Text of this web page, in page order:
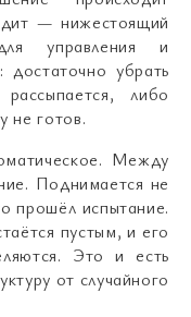
— нижестоящий
управления и
достаточно убрать
либо
не готов.
Между
Поднимается не
прошёл испытание.
пустым, и его
Это и есть
от случайного